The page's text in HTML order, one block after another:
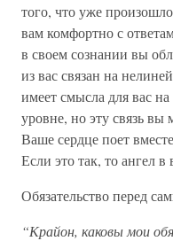
того, что уже
вам комфортно с
в своем сознании вы
из вас связан на
имеет смысла для вас
уровне, но эту связь
Ваше сердце поет
Если это так, то ангел в
Обязательство перед
“Крайон, каковы мои